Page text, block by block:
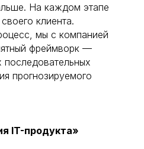
На каждом этапе
клиента.
мы с компанией
фреймворк —
последовательных
прогнозируемого
IT-продукта»